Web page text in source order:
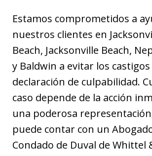
Estamos comprometidos a
nuestros clientes en
Beach, Jacksonville Beach,
y Baldwin a evitar los
declaración de culpabilidad.
caso depende de la acción
una poderosa
puede contar con un
Condado de Duval de Whittel